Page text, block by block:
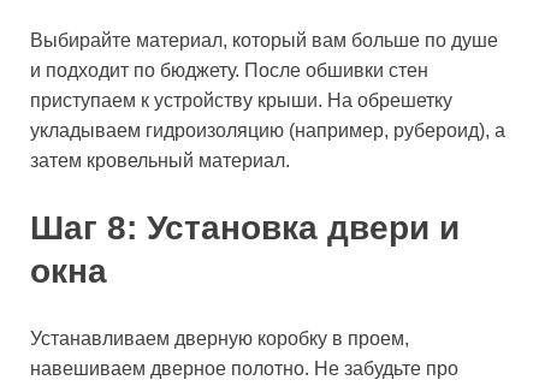
Выбирайте материал, который вам больше по душе
и подходит по бюджету. После обшивки стен
приступаем к устройству крыши. На обрешетку
укладываем гидроизоляцию (например, рубероид), а
затем кровельный материал.
Шаг 8: Установка двери и
окна
Устанавливаем дверную коробку в проем,
навешиваем дверное полотно. Не забудьте про